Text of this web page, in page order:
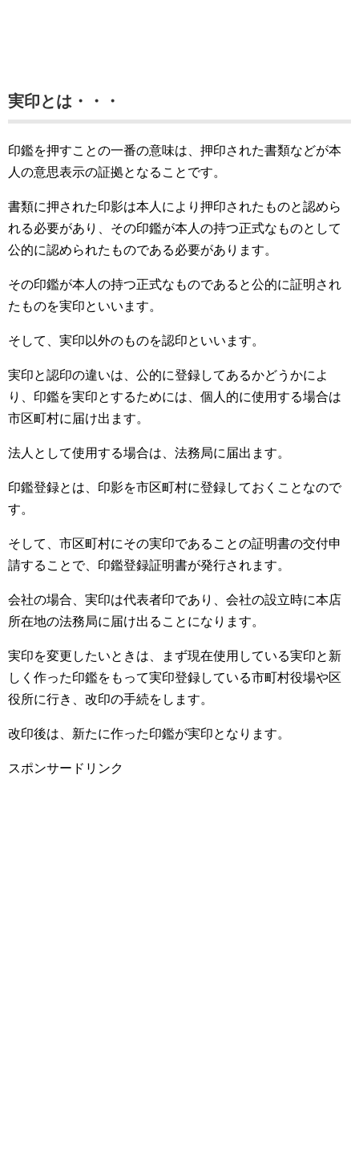
実印とは・・・
印鑑を押すことの一番の意味は、押印された書類などが本
人の意思表示の証拠となることです。
書類に押された印影は本人により押印されたものと認めら
れる必要があり、その印鑑が本人の持つ正式なものとして
公的に認められたものである必要があります。
その印鑑が本人の持つ正式なものであると公的に証明され
たものを実印といいます。
そして、実印以外のものを認印といいます。
実印と認印の違いは、公的に登録してあるかどうかによ
り、印鑑を実印とするためには、個人的に使用する場合は
市区町村に届け出ます。
法人として使用する場合は、法務局に届出ます。
印鑑登録とは、印影を市区町村に登録しておくことなので
す。
そして、市区町村にその実印であることの証明書の交付申
請することで、印鑑登録証明書が発行されます。
会社の場合、実印は代表者印であり、会社の設立時に本店
所在地の法務局に届け出ることになります。
実印を変更したいときは、まず現在使用している実印と新
しく作った印鑑をもって実印登録している市町村役場や区
役所に行き、改印の手続をします。
改印後は、新たに作った印鑑が実印となります。
スポンサードリンク